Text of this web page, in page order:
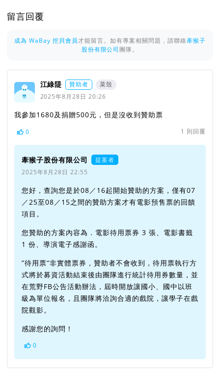
留言回覆
成為 WaBay 挖貝會員才能留言。如有專案相關問題，請聯絡牽猴子
股份有限公司團隊。
江綠隄 贊助者
菜殼
2025年8月28日 20:26
我參加1680及捐贈500元，但是沒收到贊助票
0 1 則回覆
牽猴子股份有限公司
提案者
2025年8月28日 22:55
您好，查詢您是於08／16起開始贊助的方案，僅有07
／25至08／15之間的贊助方案才有電影預售票的回饋
項目。
您贊助的方案內容為．電影待用票券 3 張、電影書籤
1 份、導演電子感謝函。
”待用票‘’非實體票券，贊助者不會收到，待用票執行方
式將於募資活動結束後由團隊進行統計待用券數量，並
在荒野FB公告活動辦法，屆時開放讓國小、國中以班
級為單位報名，且團隊將洽詢合適的戲院，讓學子在戲
院觀影。
感謝您的詢問！
0